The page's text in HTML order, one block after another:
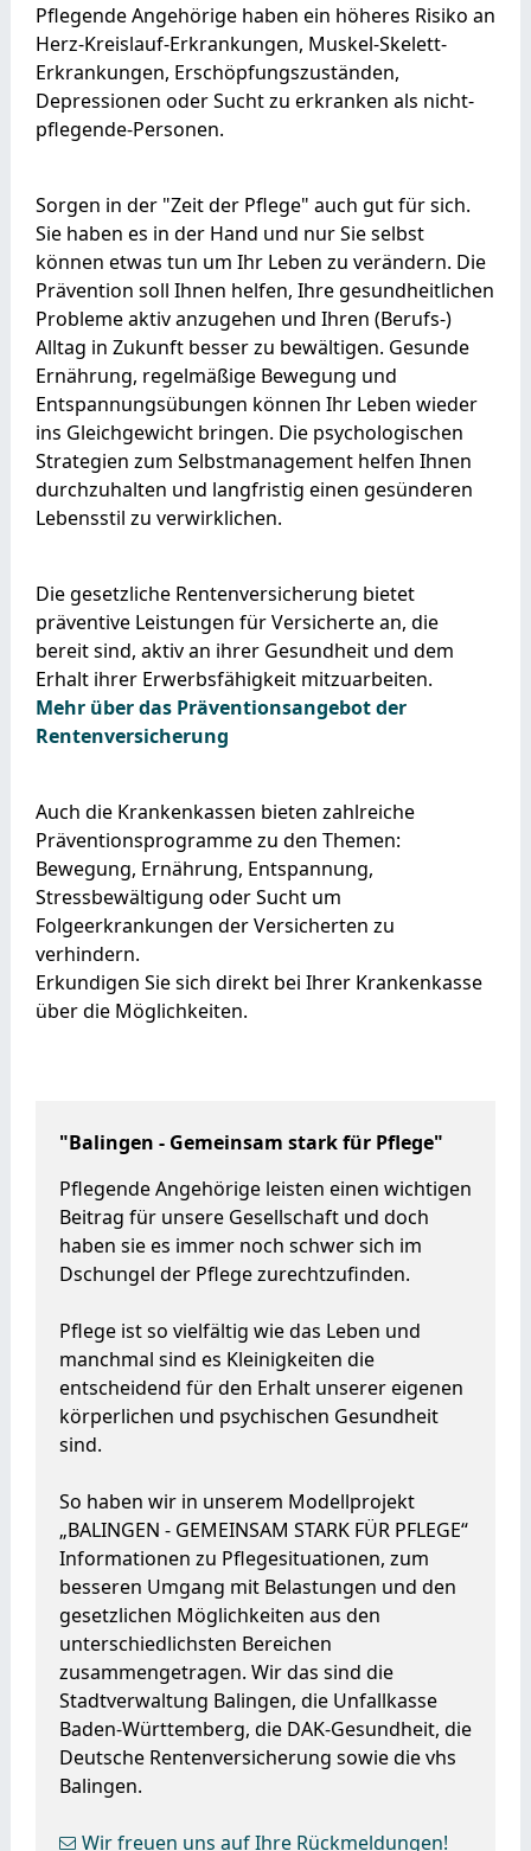
"Balingen - Gemeinsam stark für Pflege"
Pflegende Angehörige leisten einen wichtigen
Beitrag für unsere Gesellschaft und doch
haben sie es immer noch schwer sich im
Dschungel der Pflege zurechtzufinden.
Pflege ist so vielfältig wie das Leben und
manchmal sind es Kleinigkeiten die
entscheidend für den Erhalt unserer eigenen
körperlichen und psychischen Gesundheit
sind.
So haben wir in unserem Modellprojekt
„BALINGEN - GEMEINSAM STARK FÜR PFLEGE“
Informationen zu Pflegesituationen, zum
besseren Umgang mit Belastungen und den
gesetzlichen Möglichkeiten aus den
unterschiedlichsten Bereichen
zusammengetragen. Wir das sind die
Stadtverwaltung Balingen, die Unfallkasse
Baden-Württemberg, die DAK-Gesundheit, die
Deutsche Rentenversicherung sowie die vhs
Balingen.
Wir freuen uns auf Ihre Rückmeldungen!
Pflegende Angehörige haben ein höheres Risiko an
Herz-Kreislauf-Erkrankungen, Muskel-Skelett-
Erkrankungen, Erschöpfungszuständen,
Depressionen oder Sucht zu erkranken als nicht-
pflegende-Personen.
Sorgen in der "Zeit der Pflege" auch gut für sich.
Sie haben es in der Hand und nur Sie selbst
können etwas tun um Ihr Leben zu verändern. Die
Prävention soll Ihnen helfen, Ihre gesundheitlichen
Probleme aktiv anzugehen und Ihren (Berufs-)
Alltag in Zukunft besser zu bewältigen. Gesunde
Ernährung, regelmäßige Bewegung und
Entspannungsübungen können Ihr Leben wieder
ins Gleichgewicht bringen. Die psychologischen
Strategien zum Selbstmanagement helfen Ihnen
durchzuhalten und langfristig einen gesünderen
Lebensstil zu verwirklichen.
Die gesetzliche Rentenversicherung bietet
präventive Leistungen für Versicherte an, die
bereit sind, aktiv an ihrer Gesundheit und dem
Erhalt ihrer Erwerbsfähigkeit mitzuarbeiten.
Mehr über das Präventionsangebot der
Rentenversicherung
Auch die Krankenkassen bieten zahlreiche
Präventionsprogramme zu den Themen:
Bewegung, Ernährung, Entspannung,
Stressbewältigung oder Sucht um
Folgeerkrankungen der Versicherten zu
verhindern.
Erkundigen Sie sich direkt bei Ihrer Krankenkasse
über die Möglichkeiten.